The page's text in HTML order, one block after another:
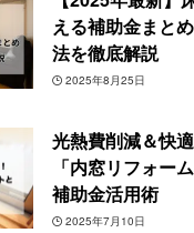
える補助金まと
法を徹底解説
2025年8月25日
光熱費削減＆快
「内窓リフォー
補助金活用術
2025年7月10日